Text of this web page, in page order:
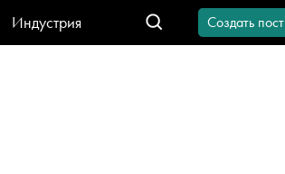
Индустрия
Создать пост